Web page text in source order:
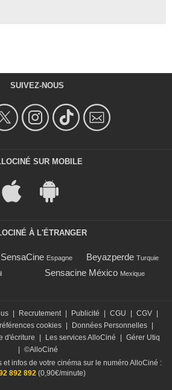
SUIVEZ-NOUS
SUR MOBILE
À L'ÉTRANGER
SensaCine Espagne Beyazperde Turquie
Sensacine México Mexique
Recrutement Publicité CGU CGV
cookies Données Personnelles
d'écriture Les services AlloCiné
Gérer Utiq
©AlloCiné
et infos de votre cinéma sur le numéro AlloCiné :
892 892(0,90€/minute)